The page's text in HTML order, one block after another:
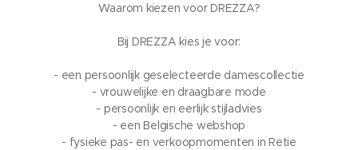
Waarom kiezen voor DREZZA?
Bij DREZZA kies je voor:
- een persoonlijk geselecteerde damescollectie
- vrouwelijke en draagbare mode
- persoonlijk en eerlijk stijladvies
- een Belgische webshop
- fysieke pas- en verkoopmomenten in Retie